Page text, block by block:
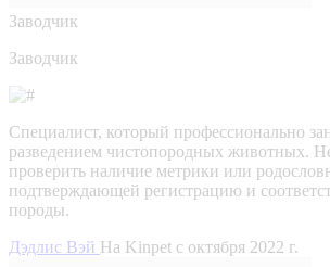
Заводчик
Заводчик
Специалист, который профессионально
разведением чистопородных животных. Не
проверить наличие метрики или
подтверждающей регистрацию и
породы.
Дэдлис Вэй На Kinpet c октября 2022 г.